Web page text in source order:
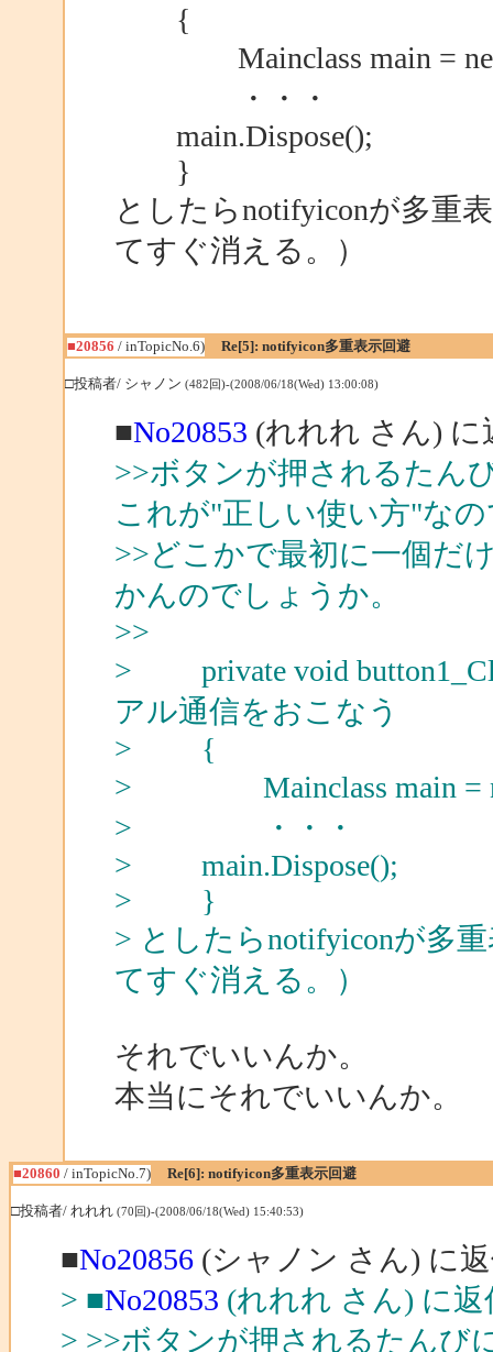
{
Mainclass main = new
・・・
main.Dispose();
}
としたらnotifyiconが多重
てすぐ消える。）
■20856 / inTopicNo.6) Re[5]: notifyicon多重表示回避
□投稿者/ シャノン (482回)-(2008/06/18(Wed) 13:00:08)
■No20853 (れれれ さん) に
>>ボタンが押されるたん
これが"正しい使い方"なの
>>どこかで最初に一個だ
かんのでしょうか。
>>
> private void
アル通信をおこなう
> {
> Mainclass main = new
> ・・・
> main.Dispose();
> }
> としたらnotifyiconが多
てすぐ消える。）
それでいいんか。
本当にそれでいいんか。
■20860 / inTopicNo.7) Re[6]: notifyicon多重表示回避
□投稿者/ れれれ (70回)-(2008/06/18(Wed) 15:40:53)
■No20856 (シャノン さん) に
> ■No20853 (れれれ さん) に返
> >>ボタンが押されるたんび